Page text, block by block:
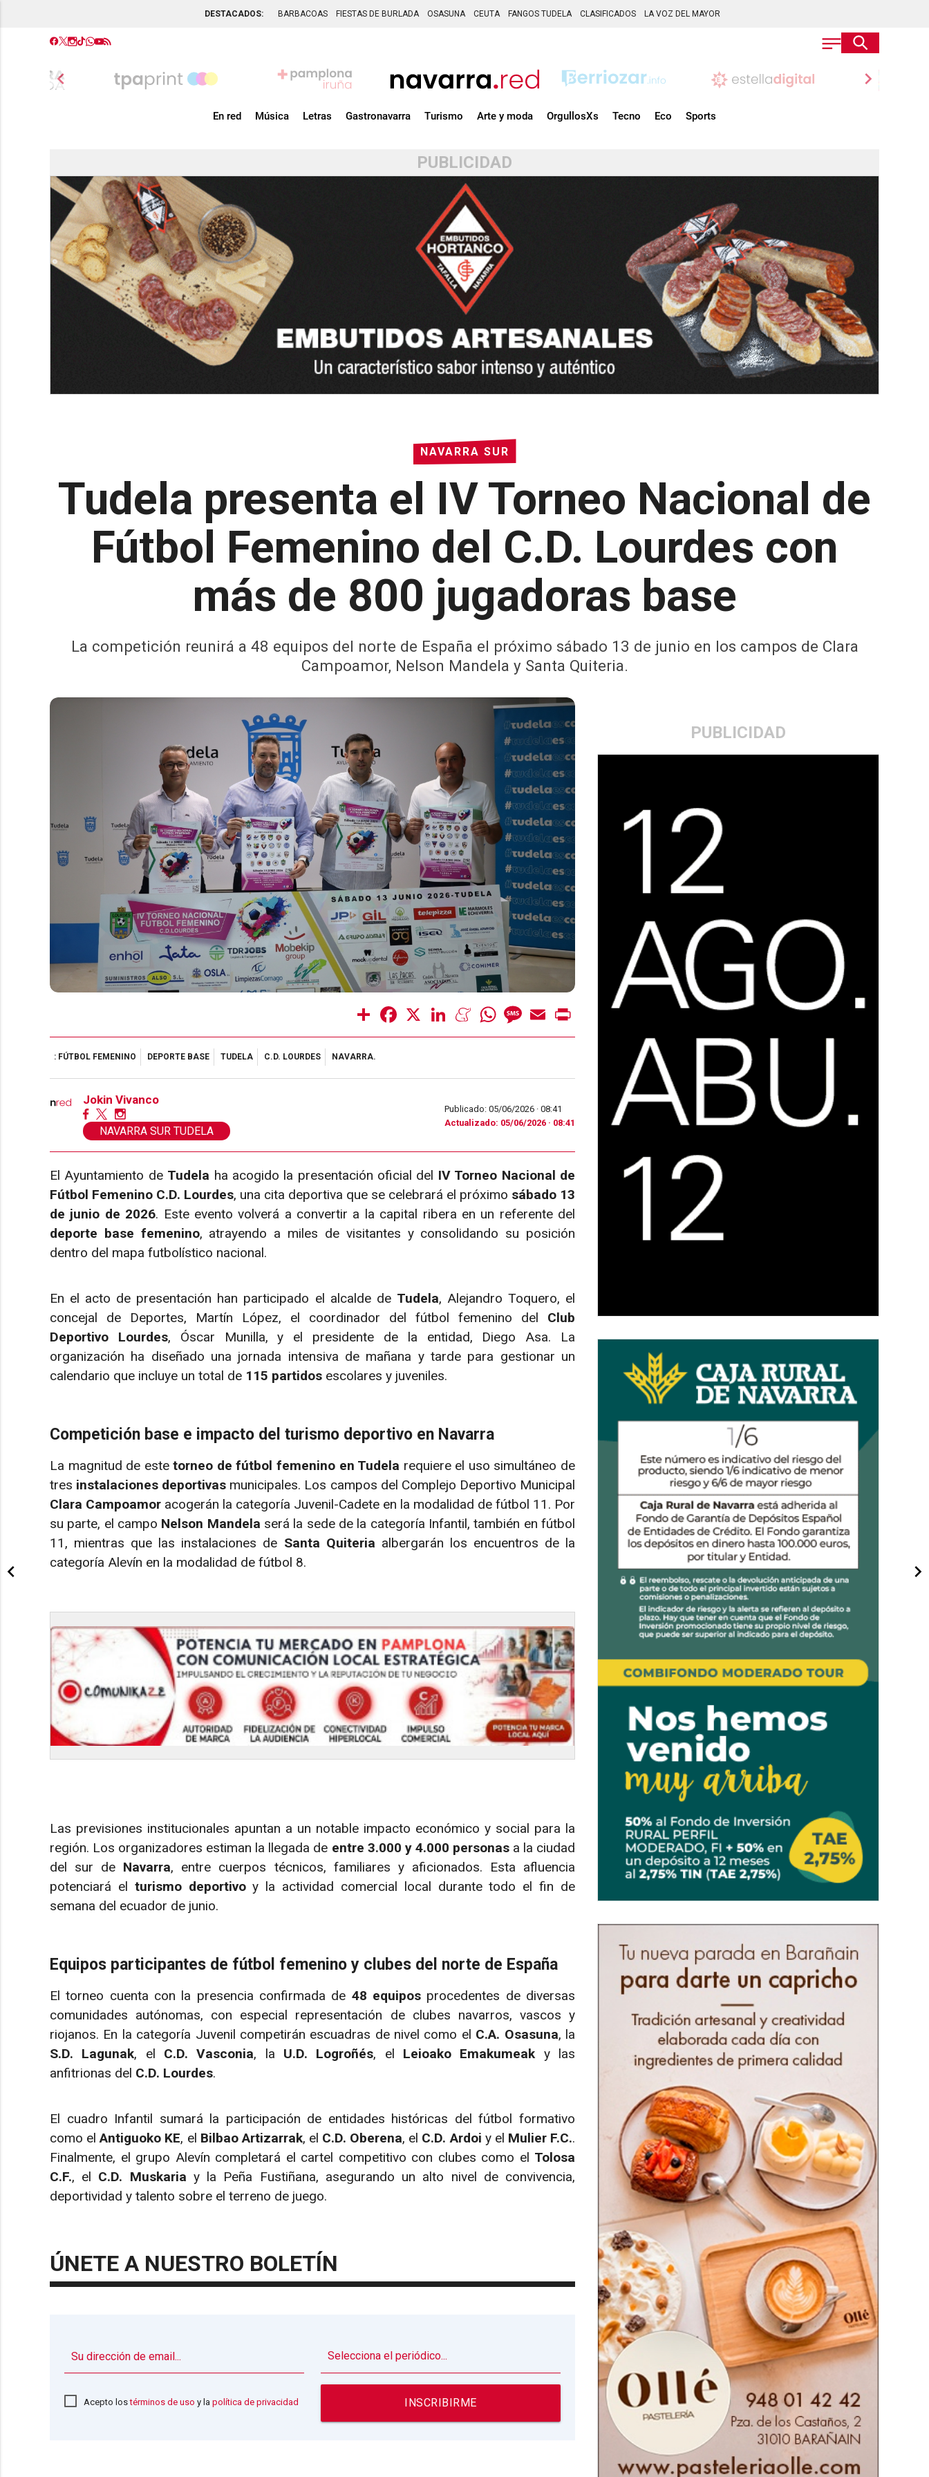
DESTACADOS: BARBACOAS FIESTAS DE BURLADA OSASUNA CEUTA FANGOS TUDELA CLASIFICADOS LA VOZ DEL MAYOR
chevron_left chevron_right
En red Música Letras Gastronavarra Turismo Arte y moda OrgullosXs Tecno Eco Sports
PUBLICIDAD
NAVARRA SUR
Tudela presenta el IV Torneo Nacional de
Fútbol Femenino del C.D. Lourdes con
más de 800 jugadoras base
La competición reunirá a 48 equipos del norte de España el próximo sábado 13 de junio en los campos de Clara
Campoamor, Nelson Mandela y Santa Quiteria.
PUBLICIDAD
Share Facebook LinkedInMeneameWhatsAppMessage
Email
: FÚTBOL FEMENINO DEPORTE BASE TUDELA C.D. LOURDES NAVARRA.
Jokin Vivanco
NAVARRA SUR TUDELA
Publicado: 05/06/2026 · 08:41
Actualizado: 05/06/2026 · 08:41
El Ayuntamiento de Tudela ha acogido la presentación oficial del IV Torneo Nacional de
Fútbol Femenino C.D. Lourdes, una cita deportiva que se celebrará el próximo sábado 13
de junio de 2026. Este evento volverá a convertir a la capital ribera en un referente del
deporte base femenino, atrayendo a miles de visitantes y consolidando su posición
dentro del mapa futbolístico nacional.
En el acto de presentación han participado el alcalde de Tudela, Alejandro Toquero, el
concejal de Deportes, Martín López, el coordinador del fútbol femenino del Club
Deportivo Lourdes, Óscar Munilla, y el presidente de la entidad, Diego Asa. La
organización ha diseñado una jornada intensiva de mañana y tarde para gestionar un
calendario que incluye un total de 115 partidos escolares y juveniles.
Competición base e impacto del turismo deportivo en Navarra
La magnitud de estetorneo de fútbol femenino en Tudela requiere el uso simultáneo de
tres instalaciones deportivas municipales. Los campos del Complejo Deportivo Municipal
Clara Campoamor acogerán la categoría Juvenil-Cadete en la modalidad de fútbol 11. Por
su parte, el campo Nelson Mandela será la sede de la categoría Infantil, también en fútbol
11, mientras que las instalaciones de Santa Quiteria albergarán los encuentros de la
categoría Alevín en la modalidad de fútbol 8.
Las previsiones institucionales apuntan a un notable impacto económico y social para la
región. Los organizadores estiman la llegada de entre 3.000 y 4.000 personasa la ciudad
del sur de Navarra, entre cuerpos técnicos, familiares y aficionados. Esta afluencia
potenciará el turismo deportivoy la actividad comercial local durante todo el fin de
semana del ecuador de junio.
Equipos participantes de fútbol femenino y clubes del norte de España
El torneo cuenta con la presencia confirmada de 48 equipos procedentes de diversas
comunidades autónomas, con especial representación de clubes navarros, vascos y
riojanos. En la categoría Juvenil competirán escuadras de nivel como el C.A. Osasuna, la
S.D. Lagunak, el C.D. Vasconia, la U.D. Logroñés, el Leioako Emakumeaky las
anfitrionas del C.D. Lourdes.
El cuadro Infantil sumará la participación de entidades históricas del fútbol formativo
como elAntiguoko KE, el Bilbao Artizarrak, el C.D. Oberena, el C.D. Ardoi y el Mulier F.C..
Finalmente, el grupo Alevín completará el cartel competitivo con clubes como el Tolosa
C.F., el C.D. Muskaria y la Peña Fustiñana, asegurando un alto nivel de convivencia,
deportividad y talento sobre el terreno de juego.
ÚNETE A NUESTRO BOLETÍN
Acepto lostérminos de uso y la política de privacidad INSCRIBIRME